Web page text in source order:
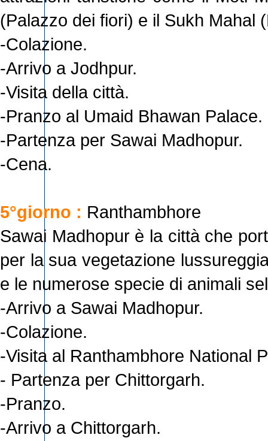
(Palazzo dei fiori) e il Sukh Mahal
-Colazione.
-Arrivo a Jodhpur.
-Visita della città.
-Pranzo al Umaid Bhawan Palace.
-Partenza per Sawai Madhopur.
-Cena.
5°giorno : Ranthambhore
Sawai Madhopur è la città che
per la sua vegetazione
e le numerose specie di animali
-Arrivo a Sawai Madhopur.
-Colazione.
-Visita al Ranthambhore National
- Partenza per Chittorgarh.
-Pranzo.
-Arrivo a Chittorgarh.